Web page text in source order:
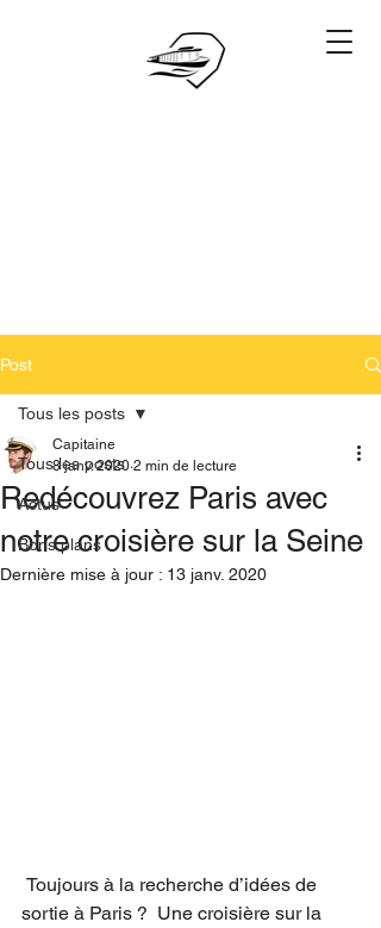
Post
Tous les posts
Actus
Bons plans
Tous les posts
Redécouvrez Paris avec
notre croisière sur la Seine
Capitaine
8 janv. 2020 2 min de lecture
Dernière mise à jour : 13 janv. 2020
sortie à Paris ?  Une croisière sur la